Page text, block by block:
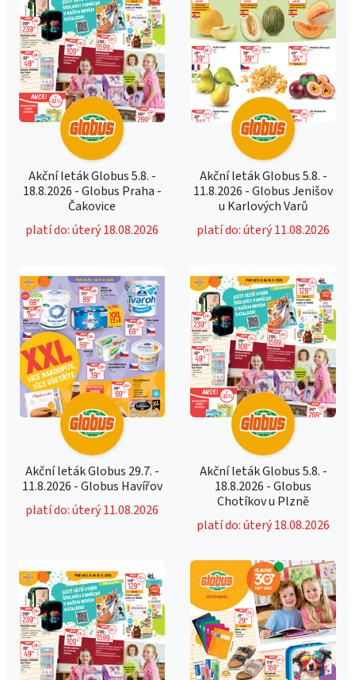
Akční leták Globus 5.8. -
18.8.2026 - Globus Praha -
Čakovice
platí do: úterý 18.08.2026
Akční leták Globus 5.8. -
11.8.2026 - Globus Jenišov
u Karlových Varů
platí do: úterý 11.08.2026
Akční leták Globus 29.7. -
11.8.2026 - Globus Havířov
platí do: úterý 11.08.2026
Akční leták Globus 5.8. -
18.8.2026 - Globus
Chotíkov u Plzně
platí do: úterý 18.08.2026